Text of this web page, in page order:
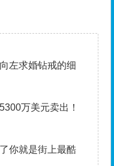
左求婚钻戒的细
万美元卖出！
你就是街上最酷